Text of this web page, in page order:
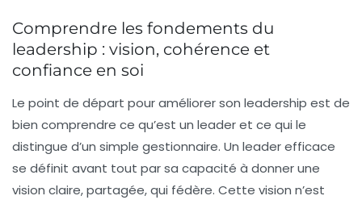
Comprendre les fondements du
leadership : vision, cohérence et
confiance en soi
Le point de départ pour améliorer son leadership est de
bien comprendre ce qu’est un leader et ce qui le
distingue d’un simple gestionnaire. Un leader efficace
se définit avant tout par sa capacité à donner une
vision claire, partagée, qui fédère. Cette vision n’est